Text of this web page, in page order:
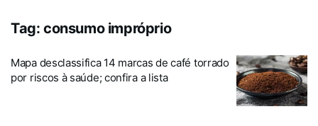
Tag: consumo impróprio
Mapa desclassifica 14 marcas de café torrado
por riscos à saúde; confira a lista